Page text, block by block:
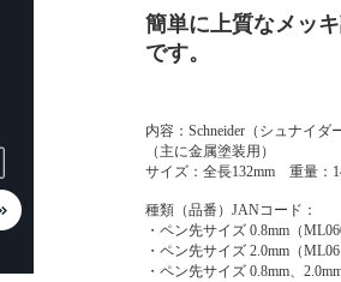
簡単に上質なメッ
です。
内容：Schneider（シュナイ
（主に金属塗装用）
サイズ：全長132mm 重量：
種類（品番）JANコード：
・ペン先サイズ 0.8mm（
・ペン先サイズ 2.0mm（
・ペン先サイズ 0.8mm、